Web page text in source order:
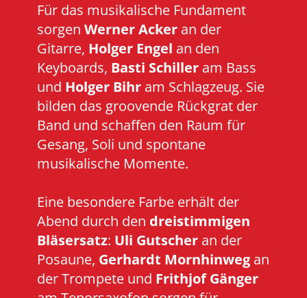
Für das musikalische Fundament
sorgen Werner Acker an der
Gitarre, Holger Engel an den
Keyboards, Basti Schiller am Bass
und Holger Bihr am Schlagzeug. Sie
bilden das groovende Rückgrat der
Band und schaffen den Raum für
Gesang, Soli und spontane
musikalische Momente.
Eine besondere Farbe erhält der
Abend durch den dreistimmigen
Bläsersatz: Uli Gutscher an der
Posaune, Gerhardt Mornhinweg an
der Trompete und Frithjof Gänger